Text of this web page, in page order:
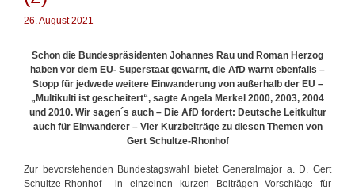
26. August 2021
Schon die Bundespräsidenten Johannes Rau und Roman Herzog
haben vor dem EU- Superstaat gewarnt, die AfD warnt ebenfalls –
Stopp für jedwede weitere Einwanderung von außerhalb der EU –
„Multikulti ist gescheitert“, sagte Angela Merkel 2000, 2003, 2004
und 2010. Wir sagen´s auch – Die AfD fordert: Deutsche Leitkultur
auch für Einwanderer – Vier Kurzbeiträge zu diesen Themen von
Gert Schultze-Rhonhof
Zur bevorstehenden Bundestagswahl bietet Generalmajor a. D. Gert
Schultze-Rhonhof in einzelnen kurzen Beiträgen Vorschläge für